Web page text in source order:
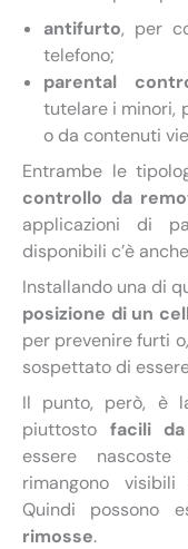
antifurto, per
telefono;
parental
tutelare i minori,
o da contenuti
Entrambe le
controllo da
applicazioni di
disponibili c’è
Installando una di
posizione di un
per prevenire furti
sospettato di
Il punto, però, è
piuttosto facili
essere
rimangono
Quindi possono
rimosse.